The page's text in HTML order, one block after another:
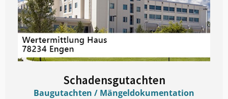
Schadensgutachten
Baugutachten / Mängeldokumentation